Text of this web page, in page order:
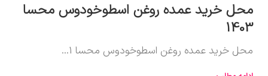
محل خرید عمده روغن اسطوخودوس محسا
1403
محل خرید عمده روغن اسطوخودوس محسا 1...